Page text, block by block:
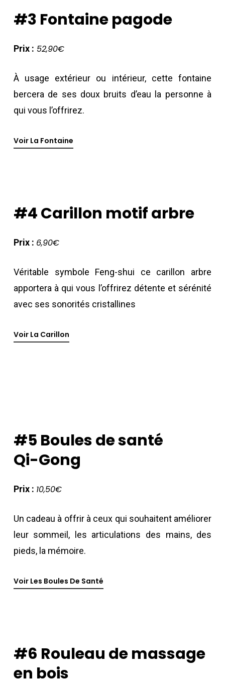
#3 Fontainepagode
Prix : 52,90€
À usage extérieur ou intérieur, cette fontaine
bercera de ses doux bruits d’eau la personne à
qui vous l’offrirez.
Voir La Fontaine
#4Carillon motifarbre
Prix : 6,90€
Véritable symbole Feng-shui ce carillon arbre
apportera à qui vous l’offrirez détente et sérénité
avec ses sonorités cristallines
Voir La Carillon
#5 Boulesdesanté
Qi-Gong
Prix : 10,50€
Un cadeau à offrir à ceux qui souhaitent améliorer
leur sommeil, les articulations des mains, des
pieds, la mémoire.
Voir Les Boules De Santé
#6 Rouleau demassage
en bois